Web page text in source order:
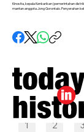
Pilih tanggal
1 2 3
Kinosita, kepala Kenkarikan (pemerintahan
mantan anggota Jong Gorontalo. Penyerahan